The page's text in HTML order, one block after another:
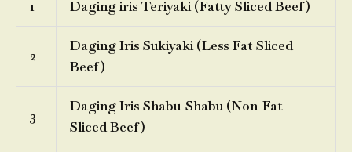
1 Daging iris Teriyaki (Fatty Sliced Beef)
2
Daging Iris Sukiyaki (Less Fat Sliced
Beef)
3
Daging Iris Shabu-Shabu (Non-Fat
Sliced Beef)